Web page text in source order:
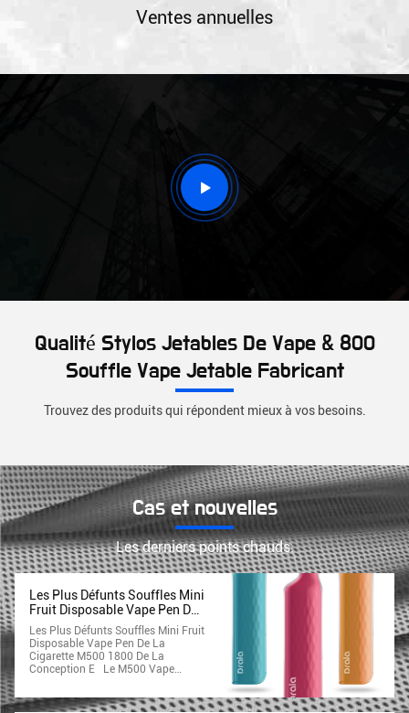
Ventes annuelles
Qualité Stylos Jetables De Vape & 800
Souffle Vape Jetable Fabricant
Trouvez des produits qui répondent mieux à vos besoins.
Cas et nouvelles
Les derniers points chauds.
Les Plus Défunts Souffles Mini
Fruit Disposable Vape Pen De
La Cigarette M500 1800 De La
Conception E
Les Plus Défunts Souffles Mini Fruit
Disposable Vape Pen De La
Cigarette M500 1800 De La
Conception E Le M500 Vape
Dispositif Vaping Jetable
Nouvellement Présenté De Prime